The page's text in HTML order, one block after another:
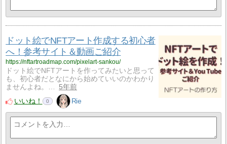
ドット絵でNFTアート作成する初心者
へ！参考サイト＆動画ご紹介
https://nftartroadmap.com/pixelart-sankou/
ドット絵でNFTアートを作ってみたいと思って
も、初心者だとなにから始めていいのかわかり
ませんよね。…
5年前
いいね！
0 Rie